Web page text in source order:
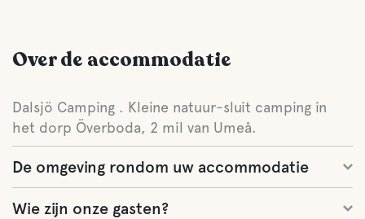
Over de accommodatie
Dalsjö Camping . Kleine natuur-sluit camping in
het dorp Överboda, 2 mil van Umeå.
De omgeving rondom uw accommodatie
Wie zijn onze gasten?